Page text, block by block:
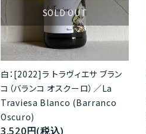
recife celler V
be good friend
Vin Du Mi
SOLD OUT
白：[2022]ラ トラヴィエサ ブラン
コ（バランコ オスクーロ）／La
Traviesa Blanco (Barranco
Oscuro)
3,520円(税込)